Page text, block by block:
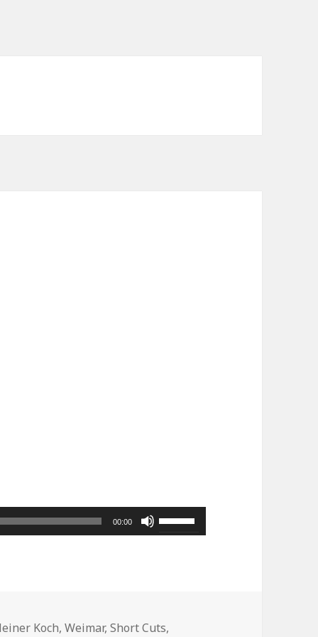
00:00
Pfeiltasten
Hoch/Runter
Lautstärke
Koch,Weimar,Short Cuts,